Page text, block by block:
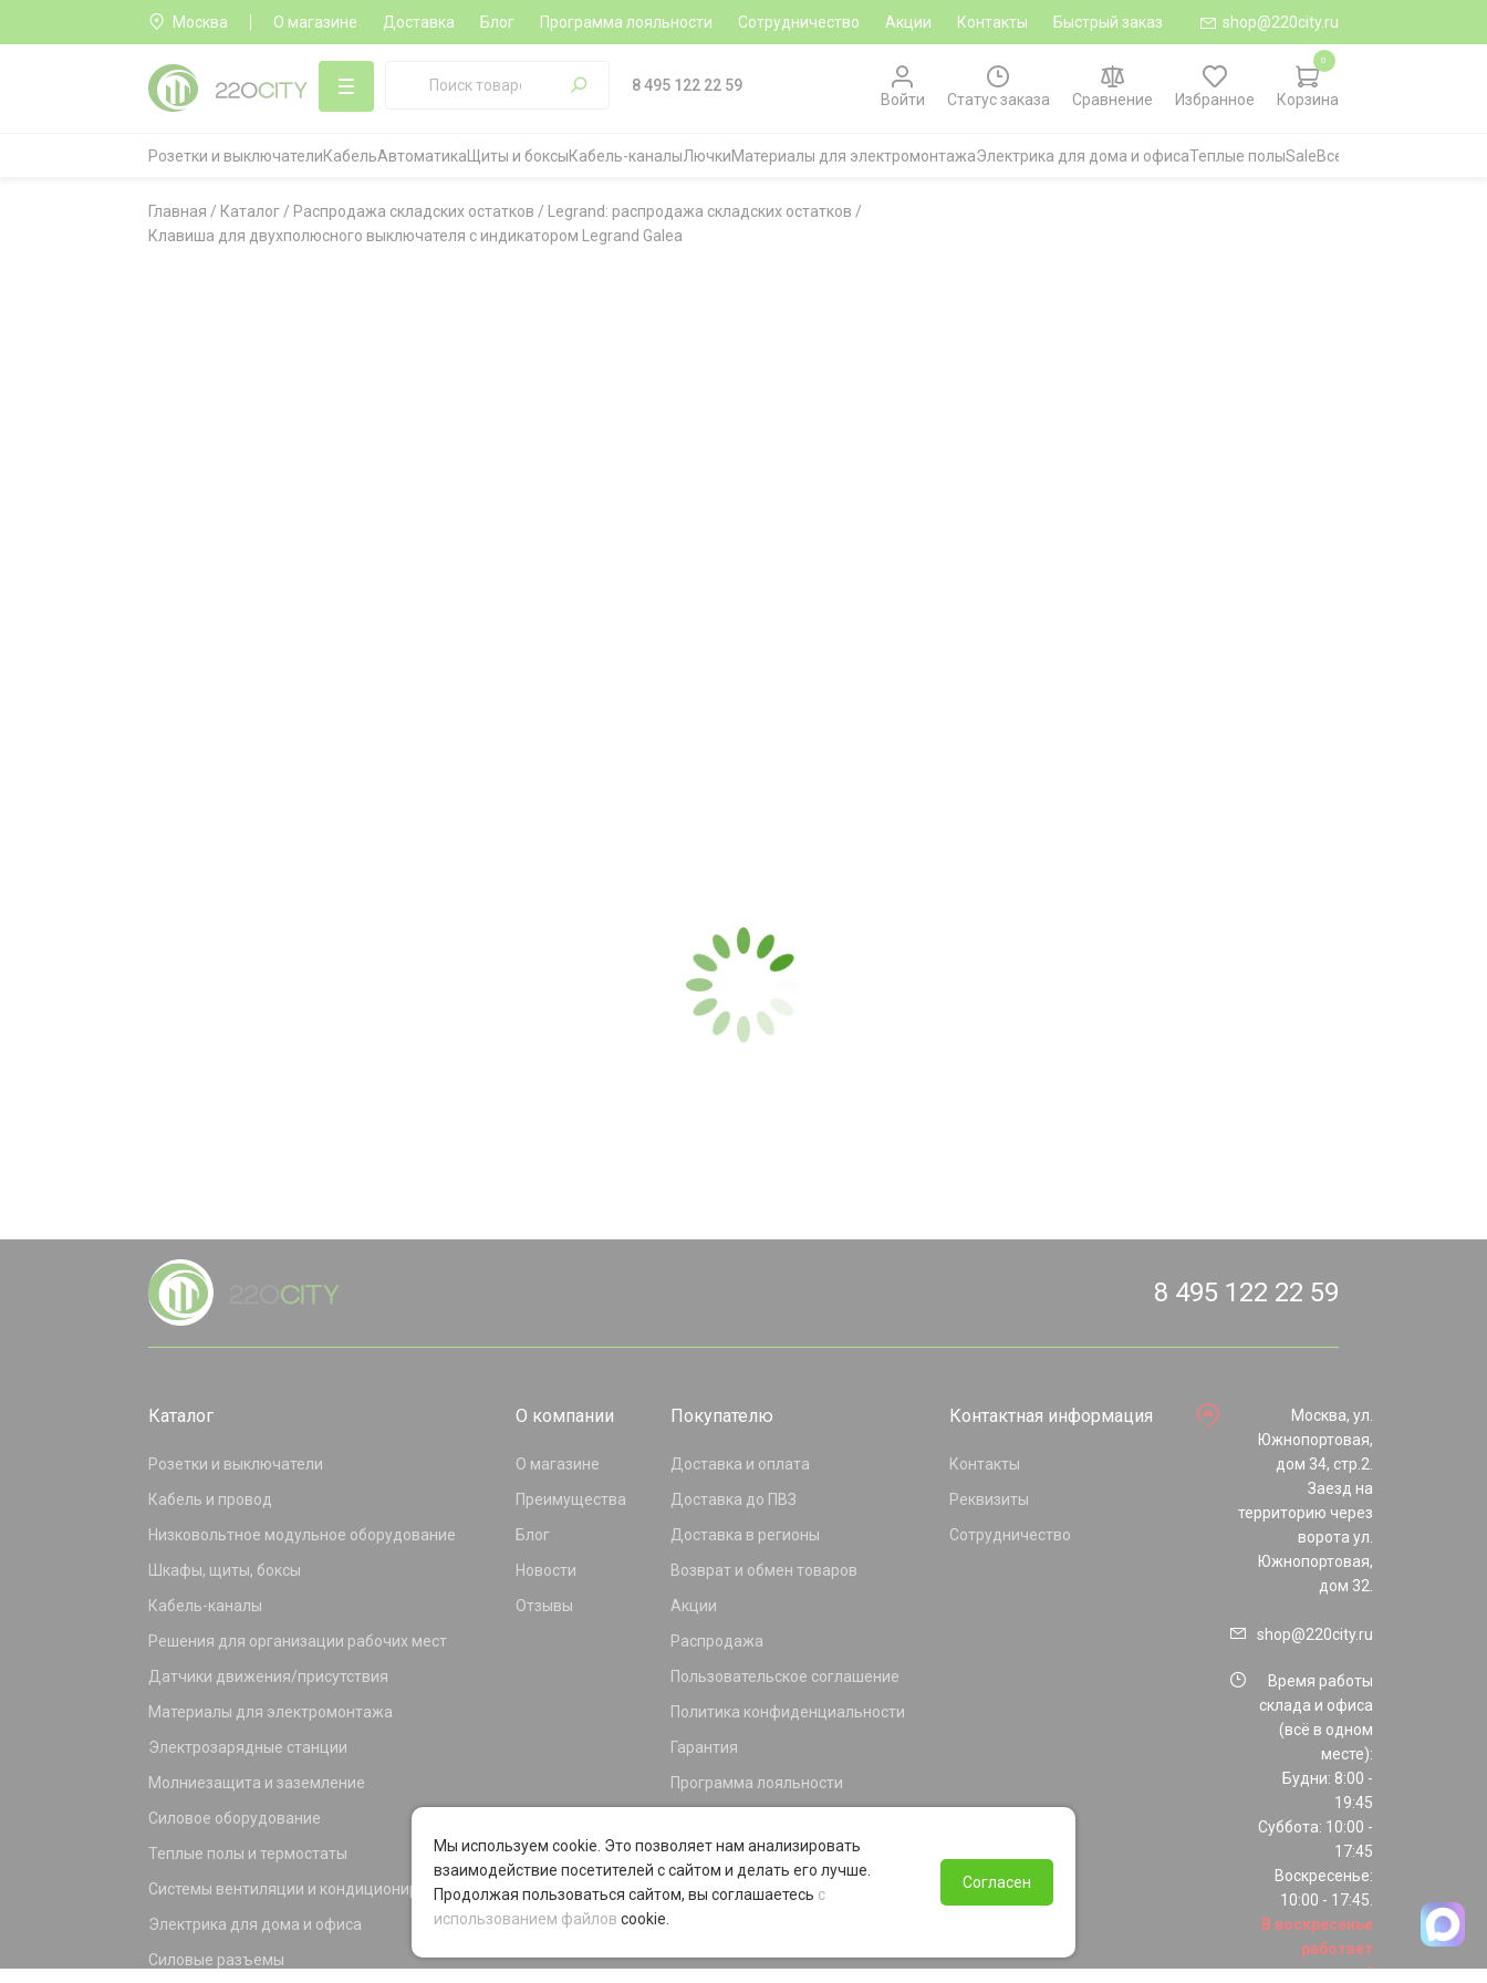
Москва О магазине Доставка Блог Программа лояльности Сотрудничество Акции Контакты Быстрый заказ shop@220city.ru
8 495 122 22 59
Войти
Статус заказа Сравнение Избранное Корзина
0
Розетки и выключателиКабельАвтоматика Щиты и боксыКабель-каналыЛючкиМатериалы для электромонтажаЭлектрика для дома и офисаТеплые полыSaleВсе категории
Главная / Каталог / Распродажа складских остатков / Legrand: распродажа складских остатков /
Клавиша для двухполюсного выключателя с индикатором Legrand Galea
8 495 122 22 59
Каталог
Розетки и выключатели
Кабель и провод
Низковольтное модульное оборудование
Шкафы, щиты, боксы
Кабель-каналы
Решения для организации рабочих мест
Датчики движения/присутствия
Материалы для электромонтажа
Электрозарядные станции
Молниезащита и заземление
Силовое оборудование
Теплые полы и термостаты
Системы вентиляции и кондиционирования
Электрика для дома и офиса
Силовые разъемы
О компании
О магазине
Преимущества
Блог
Новости
Отзывы
Покупателю
Доставка и оплата
Доставка до ПВЗ
Доставка в регионы
Возврат и обмен товаров
Акции
Распродажа
Пользовательское соглашение
Политика конфиденциальности
Гарантия
Программа лояльности
Контактная информация
Контакты
Реквизиты
Сотрудничество
Москва, ул.
Южнопортовая,
дом 34, стр.2.
Заезд на
территорию через
ворота ул.
Южнопортовая,
дом 32.
shop@220city.ru
Время работы
склада и офиса
(всё в одном
месте):
Будни: 8:00 -
19:45
Суббота: 10:00 -
17:45
Воскресенье:
10:00 - 17:45.
В воскресенье
работает
только шоурум!
Мы используем cookie. Это позволяет нам анализировать
взаимодействие посетителей с сайтом и делать его лучше.
Продолжая пользоваться сайтом, вы соглашаетесь с
использованием файлов cookie.
Согласен